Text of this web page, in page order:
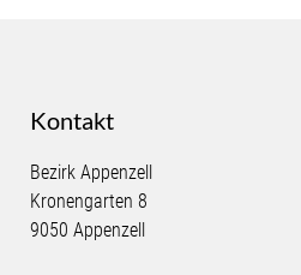
Kontakt
Bezirk Appenzell
Kronengarten 8
9050 Appenzell